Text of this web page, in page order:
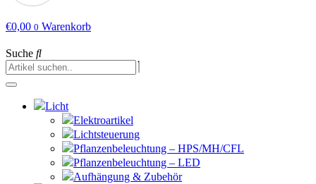
€0,00 0 Warenkorb
Suche
Licht
Elektroartikel
Lichtsteuerung
Pflanzenbeleuchtung – HPS/MH/CFL
Pflanzenbeleuchtung – LED
Aufhängung & Zubehör